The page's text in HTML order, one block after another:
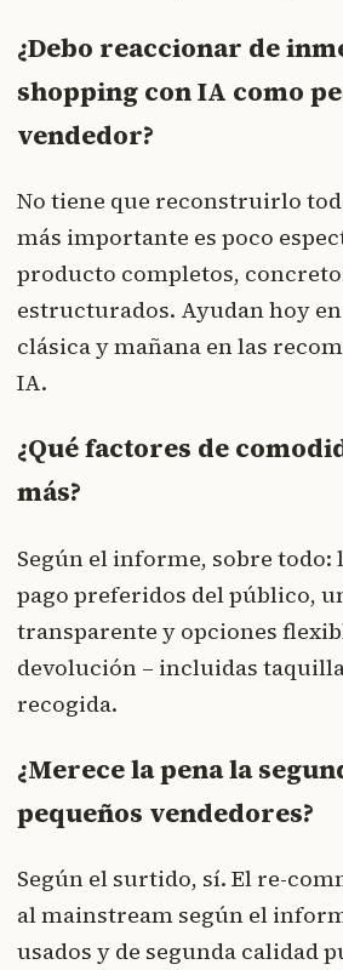
¿Debo reaccionar de
shopping con IA como
vendedor?
No tiene que reconstruirlo
más importante es poco
producto completos,
estructurados. Ayudan hoy
clásica y mañana en las
IA.
¿Qué factores de
más?
Según el informe, sobre todo:
pago preferidos del público,
transparente y opciones
devolución – incluidas
recogida.
¿Merece la pena la
pequeños vendedores?
Según el surtido, sí. El re-
al mainstream según el
usados y de segunda calidad